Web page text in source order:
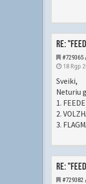
Re:
#729365
18 Rgp
Sveiki,
Neturiu
1.
2.
3.
Re:
#729382